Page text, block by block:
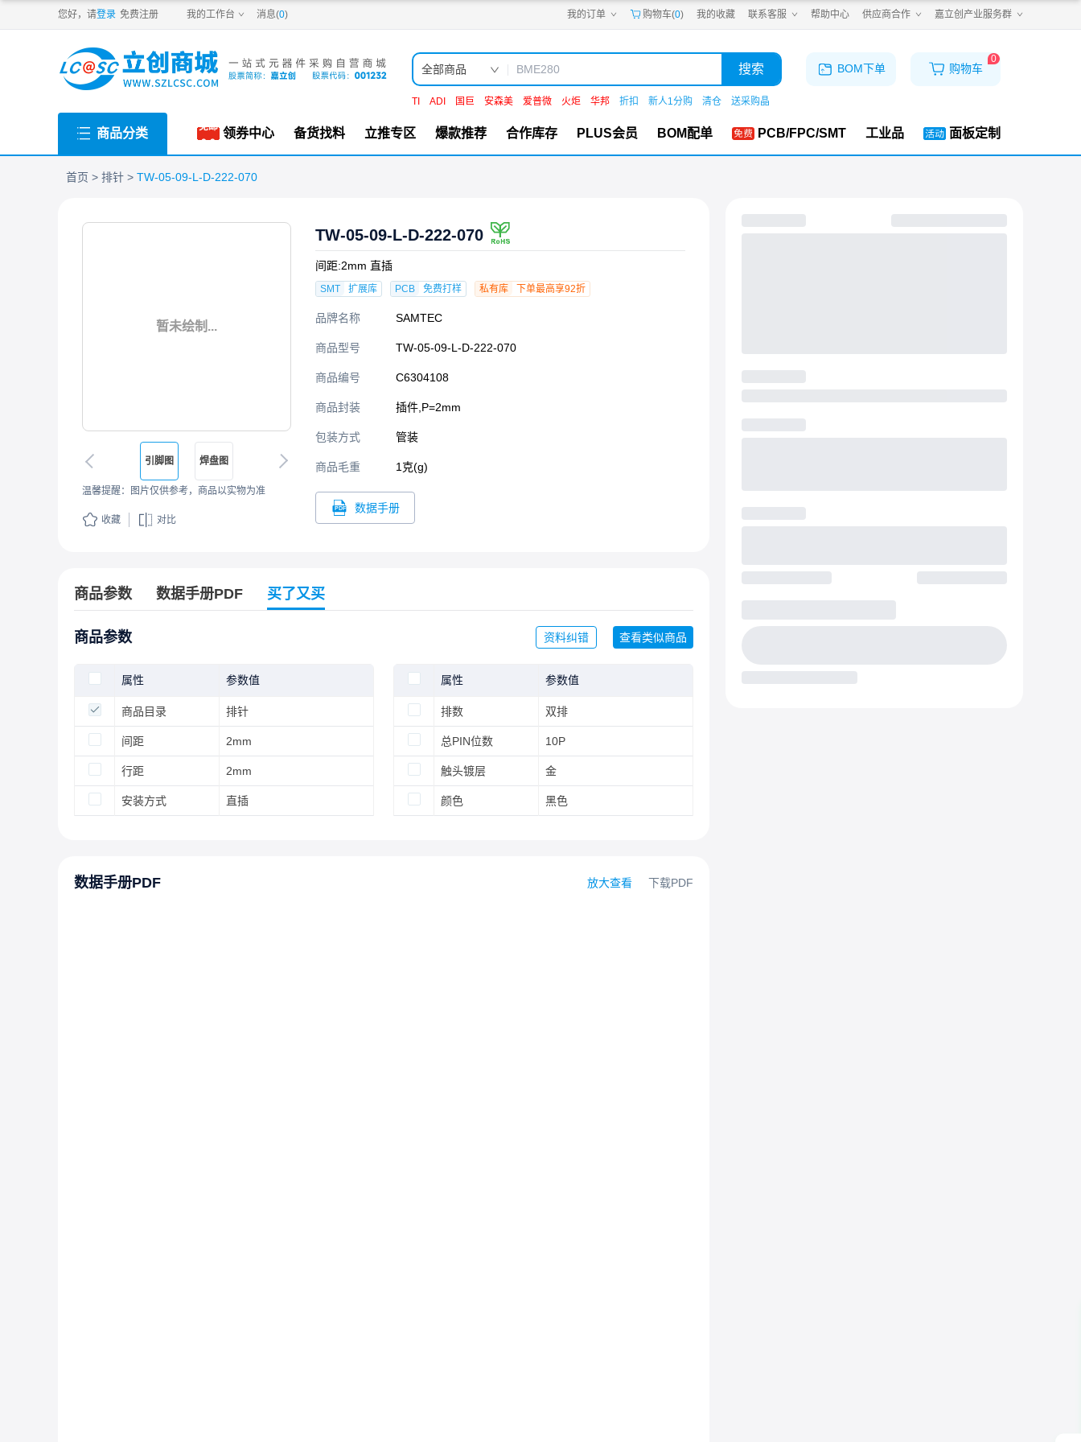
您好，请登录 免费注册 我的工作台 消息(0) 我的订单 购物车(0) 我的收藏 联系客服 帮助中心 供应商合作 嘉立创产业服务群
嘉立创PCB
机电工坊
全部商品 搜索
TI ADI 国巨 安森美 爱普微 火炬 华邦 折扣 新人1分购 清仓 送采购晶
BOM下单 购物车
0
商品分类 领券中心 备货找料 立推专区 爆款推荐 合作库存 PLUS会员 BOM配单 PCB/FPC/SMT 工业品 面板定制
首页 排针 TW-05-09-L-D-222-070
暂未绘制...
引脚图 焊盘图
温馨提醒：图片仅供参考，商品以实物为准
收藏 对比
TW-05-09-L-D-222-070
间距:2mm 直插
SMT 扩展库 PCB 免费打样 私有库 下单最高享92折
品牌名称 SAMTEC
商品型号 TW-05-09-L-D-222-070
商品编号 C6304108
商品封装 插件,P=2mm​
包装方式 管装
商品毛重 1克(g)
数据手册
商品参数 数据手册PDF 买了又买
商品参数 资料纠错 查看类似商品
属性 参数值
商品目录 排针
间距 2mm
行距 2mm
安装方式 直插
属性 参数值
排数 双排
总PIN位数 10P
触头镀层 金
颜色 黑色
数据手册PDF 放大查看 下载PDF